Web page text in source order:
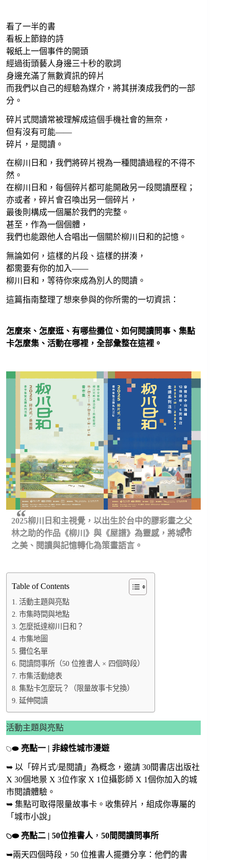
看了一半的書
看板上節錄的詩
報紙上一個事件的開頭
經過街頭藝人身邊三十秒的歌詞
身邊充滿了無數資訊的碎片
而我們以自己的經驗為媒介，將其拼湊成我們的一部
分。
碎片式閱讀常被理解成這個手機社會的無奈，
但有沒有可能——
碎片，是閱讀。
在柳川日和，我們將碎片視為一種閱讀過程的不得不
然。
在柳川日和，每個碎片都可能開啟另一段閱讀歷程；
亦或者，碎片會召喚出另一個碎片，
最後則構成一個屬於我們的完整。
甚至，作為一個個體，
我們也能跟他人合唱出一個關於柳川日和的記憶。
無論如何，這樣的片段、這樣的拼湊，
都需要有你的加入——
柳川日和，等待你來成為別人的閱讀。
這篇指南整理了想來參與的你所需的一切資訊：
怎麼來、怎麼逛、有哪些攤位、如何閱讀問事、集點
卡怎麼集、活動在哪裡，全部彙整在這裡。
2025柳川日和主視覺，以出生於台中的膠彩畫之父
林之助的作品《柳川》與《屋譜》為靈感，將城市
之美、閱讀與記憶轉化為策畫語言。
Table of Contents
活動主題與亮點
市集時間與地點
怎麼抵達柳川日和？
市集地圖
攤位名單
閱讀問事所（50 位推書人 × 四個時段）
市集活動總表
集點卡怎麼玩？（限量故事卡兌換）
延伸閱讀
活動主題與亮點
𓆇⬬ 亮點一 | 非線性城市漫遊
➥ 以「碎片式/是閱讀」為概念，邀請 30間書店出版社
X 30個地景 X 3位作家 X 1位攝影師 X 1個你加入的城
市閱讀體驗。
➥ 集點可取得限量故事卡。收集碎片，組成你專屬的
「城市小說」
𓆇⬬ 亮點二 | 50位推書人 ， 50間閱讀問事所
➥兩天四個時段，50 位推書人擺攤分享：他們的書